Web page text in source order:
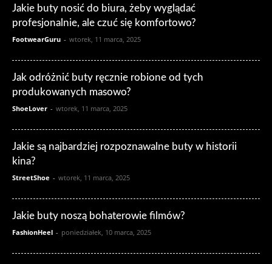
Jakie buty nosić do biura, żeby wyglądać
profesjonalnie, ale czuć się komfortowo?
FootwearGuru - wtorek, 11 marca, 2025
Jak odróżnić buty ręcznie robione od tych
produkowanych masowo?
ShoeLover - wtorek, 11 marca, 2025
Jakie są najbardziej rozpoznawalne buty w historii
kina?
StreetShoe - wtorek, 11 marca, 2025
Jakie buty noszą bohaterowie filmów?
FashionHeel - poniedziałek, 10 marca, 2025